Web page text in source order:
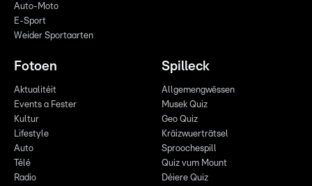
Auto-Moto
E-Sport
Weider Sportaarten
Fotoen
Aktualitéit
Events a Fester
Kultur
Lifestyle
Auto
Télé
Radio
Spilleck
Allgemengwëssen
Musek Quiz
Geo Quiz
Kräizwuerträtsel
Sproochespill
Quiz vum Mount
Déiere Quiz